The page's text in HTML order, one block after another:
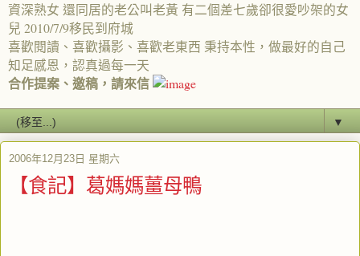
資深熟女 還同居的老公叫老黃 有二個差七歲卻很愛吵架的女
兒 2010/7/9移民到府城
喜歡閱讀、喜歡攝影、喜歡老東西 秉持本性，做最好的自己
知足感恩，認真過每一天
合作提案、邀稿，請來信
▼
2006年12月23日 星期六
【食記】葛媽媽薑母鴨